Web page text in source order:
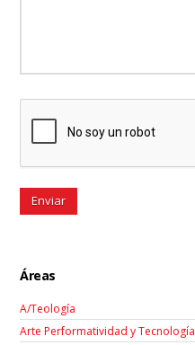
Áreas
A/Teología
Arte Performatividad y Tecnología